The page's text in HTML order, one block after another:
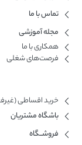
تماس با ما
مجله آموزشی
همکاری با ما​
فرصت‌های شغلی
خرید اقساطی
باشگاه مشتریان
فروشــگاه